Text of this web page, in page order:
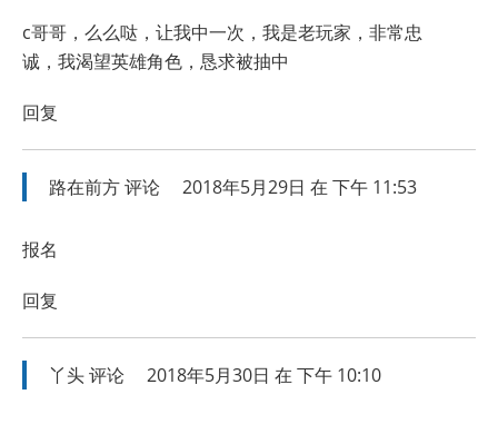
c哥哥，么么哒，让我中一次，我是老玩家，非常忠
诚，我渴望英雄角色，恳求被抽中
回复
路在前方评论 2018年5月29日 在 下午 11:53
报名
回复
丫头评论 2018年5月30日 在 下午 10:10